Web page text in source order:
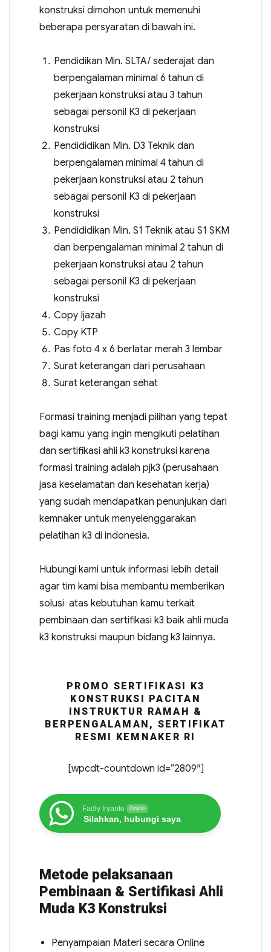
konstruksi dimohon untuk memenuhi
beberapa persyaratan di bawah ini.
Pendidikan Min. SLTA/ sederajat dan
berpengalaman minimal 6 tahun di
pekerjaan konstruksi atau 3 tahun
sebagai personil K3 di pekerjaan
konstruksi
Pendididikan Min. D3 Teknik dan
berpengalaman minimal 4 tahun di
pekerjaan konstruksi atau 2 tahun
sebagai personil K3 di pekerjaan
konstruksi
Pendididikan Min. S1 Teknik atau S1 SKM
dan berpengalaman minimal 2 tahun di
pekerjaan konstruksi atau 2 tahun
sebagai personil K3 di pekerjaan
konstruksi
Copy Ijazah
Copy KTP
Pas foto 4 x 6 berlatar merah 3 lembar
Surat keterangan dari perusahaan
Surat keterangan sehat
Formasi training menjadi pilihan yang tepat
bagi kamu yang ingin mengikuti pelatihan
dan sertifikasi ahli k3 konstruksi karena
formasi training adalah pjk3 (perusahaan
jasa keselamatan dan kesehatan kerja)
yang sudah mendapatkan penunjukan dari
kemnaker untuk menyelenggarakan
pelatihan k3 di indonesia.
Hubungi kami untuk informasi lebih detail
agar tim kami bisa membantu memberikan
solusi atas kebutuhan kamu terkait
pembinaan dan sertifikasi k3 baik ahli muda
k3 konstruksi maupun bidang k3 lainnya.
PROMO SERTIFIKASI K3
KONSTRUKSI PACITAN
INSTRUKTUR RAMAH &
BERPENGALAMAN, SERTIFIKAT
RESMI KEMNAKER RI
[wpcdt-countdown id=”2809″]
Fadly Iryanto Online
Silahkan, hubungi saya
Metode pelaksanaan
Pembinaan & Sertifikasi Ahli
Muda K3 Konstruksi
Penyampaian Materi secara Online